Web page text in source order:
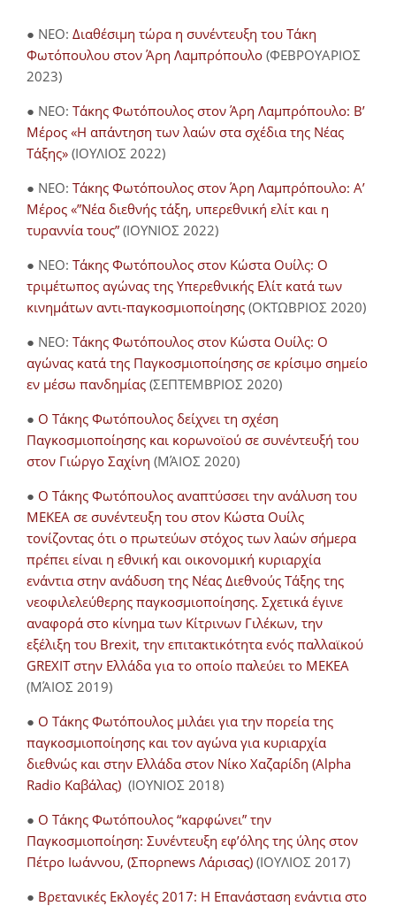
● NEO: Διαθέσιμη τώρα η συνέντευξη του Τάκη
Φωτόπουλου στον Άρη Λαμπρόπουλο (ΦΕΒΡΟΥΑΡΙΟΣ
2023)
● NEO: Τάκης Φωτόπουλος στον Άρη Λαμπρόπουλο: Β’
Μέρος «Η απάντηση των λαών στα σχέδια της Νέας
Τάξης» (ΙΟΥΛΙΟΣ 2022)
● NEO: Τάκης Φωτόπουλος στον Άρη Λαμπρόπουλο: Α’
Μέρος «”Νέα διεθνής τάξη, υπερεθνική ελίτ και η
τυραννία τους” (ΙΟΥΝΙΟΣ 2022)
● NEO: Τάκης Φωτόπουλος στον Κώστα Ουίλς: Ο
τριμέτωπος αγώνας της Υπερεθνικής Ελίτ κατά των
κινημάτων αντι-παγκοσμιοποίησης (ΟΚΤΩΒΡΙΟΣ 2020)
● NEO: Τάκης Φωτόπουλος στον Κώστα Ουίλς: Ο
αγώνας κατά της Παγκοσμιοποίησης σε κρίσιμο σημείο
εν μέσω πανδημίας (ΣΕΠΤΕΜΒΡΙΟΣ 2020)
● Ο Τάκης Φωτόπουλος δείχνει τη σχέση
Παγκοσμιοποίησης και κορωνοϊού σε συνέντευξή του
στον Γιώργο Σαχίνη (ΜΆΙΟΣ 2020)
● O Τάκης Φωτόπουλος αναπτύσσει την ανάλυση του
ΜΕΚΕΑ σε συνέντευξη του στον Κώστα Ουίλς
τονίζοντας ότι ο πρωτεύων στόχος των λαών σήμερα
πρέπει είναι η εθνική και οικονομική κυριαρχία
ενάντια στην ανάδυση της Νέας Διεθνούς Τάξης της
νεοφιλελεύθερης παγκοσμιοποίησης. Σχετικά έγινε
αναφορά στο κίνημα των Κίτρινων Γιλέκων, την
εξέλιξη του Brexit, την επιτακτικότητα ενός παλλαϊκού
GREXIT στην Ελλάδα για το οποίο παλεύει το ΜΕΚΕΑ
(ΜΆΙΟΣ 2019)
● Ο Τάκης Φωτόπουλος μιλάει για την πορεία της
παγκοσμιοποίησης και τον αγώνα για κυριαρχία
διεθνώς και στην Ελλάδα στον Νίκο Χαζαρίδη (Alpha
Radio Καβάλας) (ΙΟΥΝΙΟΣ 2018)
● Ο Τάκης Φωτόπουλος “καρφώνει” την
Παγκοσμιοποίηση: Συνέντευξη εφ’όλης της ύλης στον
Πέτρο Ιωάννου, (Σπορnews Λάρισας) (ΙΟΥΛΙΟΣ 2017)
● Βρετανικές Εκλογές 2017: Η Επανάσταση ενάντια στο